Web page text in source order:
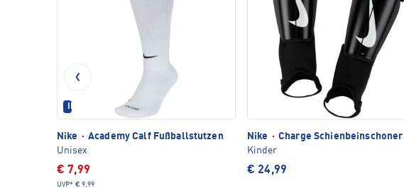
IM SET ERHÄLTLICH
Nike · Academy Calf Fußballstutzen
Unisex
€ 7,99
UVP* € 9,99
Nike · Charge Schienbeinschoner
Kinder
€ 24,99